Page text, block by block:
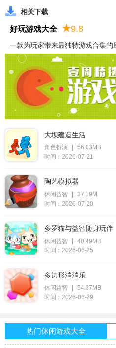
相关下载
好玩游戏大全 ★9.8
一款为玩家带来最独特游戏合集的
大坝建造生活
角色扮演
56.03MB
时间：2026-07-21
陶艺模拟器
休闲益智
37.19M
时间：2026-07-20
多罗猫与益智随身玩伴
休闲益智
40.49MB
时间：2026-06-25
多边形消消乐
休闲益智
54.37MB
时间：2026-06-29
热门休闲游戏大全